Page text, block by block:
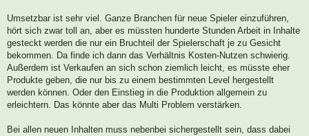
Umsetzbar ist sehr viel. Ganze Branchen für neue Spieler einzuführen,
hört sich zwar toll an, aber es müssten hunderte Stunden Arbeit in Inhalte
gesteckt werden die nur ein Bruchteil der Spielerschaft je zu Gesicht
bekommen. Da finde ich dann das Verhältnis Kosten-Nutzen schwierig.
Außerdem ist Verkaufen an sich schon ziemlich leicht, es müsste eher
Produkte geben, die nur bis zu einem bestimmten Level hergestellt
werden können. Oder den Einstieg in die Produktion allgemein zu
erleichtern. Das könnte aber das Multi Problem verstärken.
Bei allen neuen Inhalten muss nebenbei sichergestellt sein, dass dabei